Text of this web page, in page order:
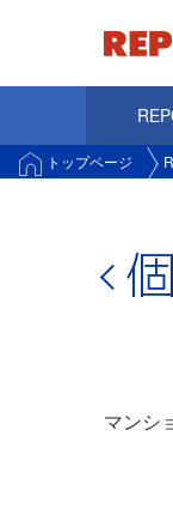
ン
ン
テ
トップページ
マンシ